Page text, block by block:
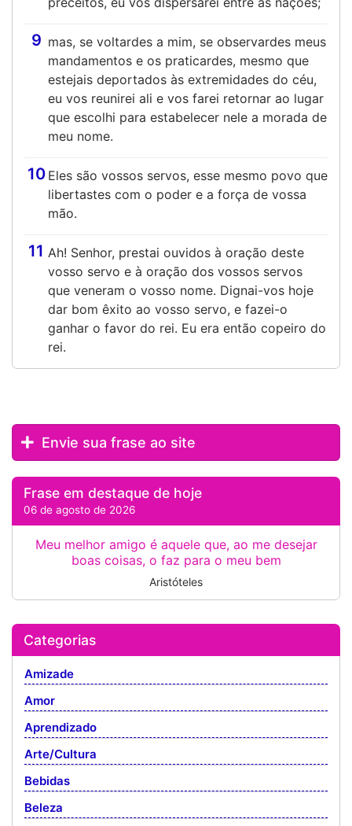
9 mas, se voltardes a mim, se observardes meus
mandamentos e os praticardes, mesmo que
estejais deportados às extremidades do céu,
eu vos reunirei ali e vos farei retornar ao lugar
que escolhi para estabelecer nele a morada de
meu nome.
10 Eles são vossos servos, esse mesmo povo que
libertastes com o poder e a força de vossa
mão.
11 Ah! Senhor, prestai ouvidos à oração deste
vosso servo e à oração dos vossos servos
que veneram o vosso nome. Dignai-vos hoje
dar bom êxito ao vosso servo, e fazei-o
ganhar o favor do rei. Eu era então copeiro do
rei.
Envie sua frase ao site
Frase em destaque de hoje
06 de agosto de 2026
Meu melhor amigo é aquele que, ao me desejar
boas coisas, o faz para o meu bem
Aristóteles
Categorias
Amizade
Amor
Aprendizado
Arte/Cultura
Bebidas
Beleza